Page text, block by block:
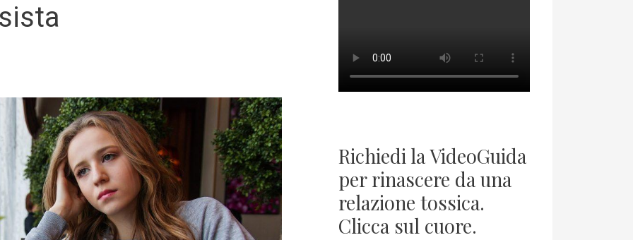
Richiedi la VideoGuida
per rinascere da una
relazione tossica.
Clicca sul cuore.